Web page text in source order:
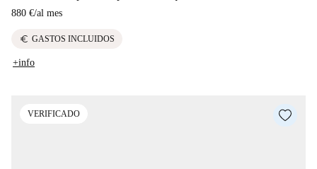
880 €/al mes
euro GASTOS INCLUIDOS
+info
VERIFICADO